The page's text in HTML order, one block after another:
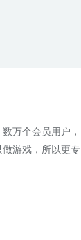
万个会员用户，
游戏，所以更专